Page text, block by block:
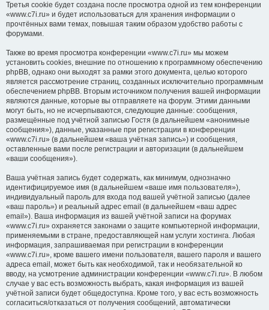
Третья cookie будет создана после просмотра одной из тем конференции
«www.c7i.ru» и будет использоваться для хранения информации о
прочтённых вами темах, повышая таким образом удобство работы с
форумами.
Также во время просмотра конференции «www.c7i.ru» мы можем
установить cookies, внешние по отношению к программному обеспечению
phpBB, однако они выходят за рамки этого документа, целью которого
является рассмотрение страниц, созданных исключительно программным
обеспечением phpBB. Вторым источником получения вашей информации
являются данные, которые вы отправляете на форум. Этими данными
могут быть, но не исчерпываются, следующие данные: сообщения,
размещённые под учётной записью Гостя (в дальнейшем «анонимные
сообщения»), данные, указанные при регистрации в конференции
«www.c7i.ru» (в дальнейшем «ваша учётная запись») и сообщения,
оставленные вами после регистрации и авторизации (в дальнейшем
«ваши сообщения»).
Ваша учётная запись будет содержать, как минимум, однозначно
идентифицируемое имя (в дальнейшем «ваше имя пользователя»),
индивидуальный пароль для входа под вашей учётной записью (далее
«ваш пароль») и реальный адрес email (в дальнейшем «ваш адрес
email»). Ваша информация из вашей учётной записи на форумах
«www.c7i.ru» охраняется законами о защите компьютерной информации,
применяемыми в стране, предоставляющей нам услуги хостинга. Любая
информация, запрашиваемая при регистрации в конференции
«www.c7i.ru», кроме вашего имени пользователя, вашего пароля и вашего
адреса email, может быть как необходимой, так и необязательной ко
вводу, на усмотрение администрации конференции «www.c7i.ru». В любом
случае у вас есть возможность выбрать, какая информация из вашей
учётной записи будет общедоступна. Кроме того, у вас есть возможность
согласиться/отказаться от получения сообщений, автоматически